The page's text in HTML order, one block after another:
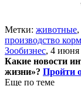
Метки: животные,
производство
Зообизнес, 4 июня
Какие новости
жизни»? Пройти
Еще по теме